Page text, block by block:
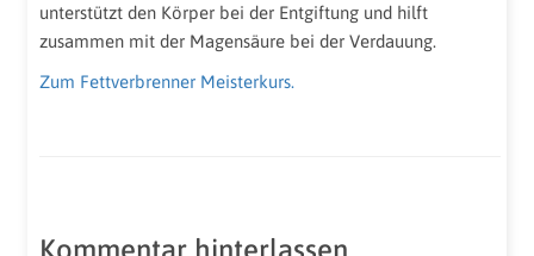
unterstützt den Körper bei der Entgiftung und hilft
zusammen mit der Magensäure bei der Verdauung.
Zum Fettverbrenner Meisterkurs.
Kommentar hinterlassen